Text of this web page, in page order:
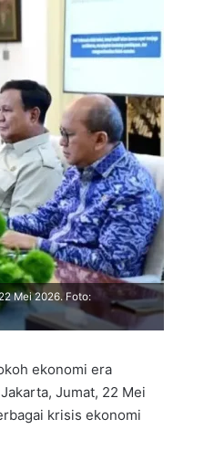
Mei 2026. Foto:
ekonomi era
Jumat, 22 Mei
krisis ekonomi